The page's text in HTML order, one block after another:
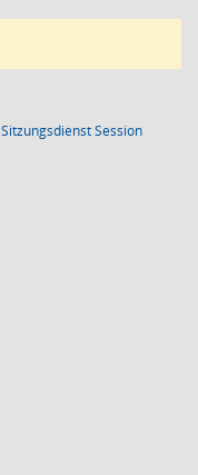
SitzungsdienstSession(Wird in